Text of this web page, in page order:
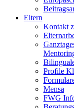
Eltern
Kontakt
Profile
Mensa
FWG